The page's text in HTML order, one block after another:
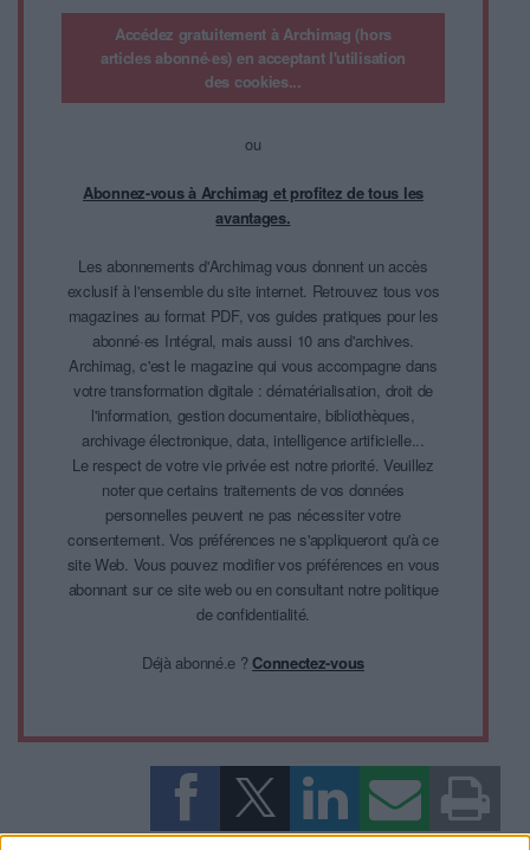
Accédez gratuitement à Archimag (hors
articles abonné·es) en acceptant l'utilisation
des cookies...
ou
Abonnez-vous à Archimag et profitez de tous les
avantages.
Les abonnements d'Archimag vous donnent un accès
exclusif à l'ensemble du site internet. Retrouvez tous vos
magazines au format PDF, vos guides pratiques pour les
abonné·es Intégral, mais aussi 10 ans d'archives.
Archimag, c'est le magazine qui vous accompagne dans
votre transformation digitale : dématérialisation, droit de
l'information, gestion documentaire, bibliothèques,
archivage électronique, data, intelligence artificielle...
Le respect de votre vie privée est notre priorité. Veuillez
noter que certains traitements de vos données
personnelles peuvent ne pas nécessiter votre
consentement. Vos préférences ne s'appliqueront qu'à ce
site Web. Vous pouvez modifier vos préférences en vous
abonnant sur ce site web ou en consultant notre politique
de confidentialité.
Déjà abonné.e ?Connectez-vous